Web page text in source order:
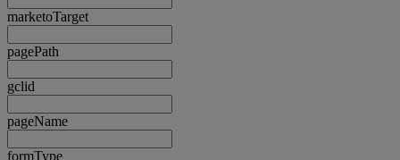
marketoTarget
pagePath
gclid
pageName
formType